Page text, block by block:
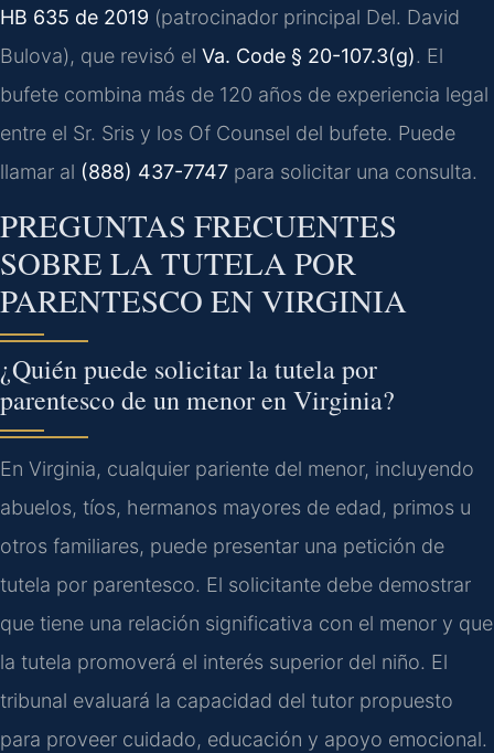
HB 635 de 2019 (patrocinador principal Del. David
Bulova), que revisó el Va. Code § 20-107.3(g). El
bufete combina más de 120 años de experiencia legal
entre el Sr. Sris y los Of Counsel del bufete. Puede
llamar al (888) 437-7747 para solicitar una consulta.
PREGUNTAS FRECUENTES
SOBRE LA TUTELA POR
PARENTESCO EN VIRGINIA
¿Quién puede solicitar la tutela por
parentesco de un menor en Virginia?
En Virginia, cualquier pariente del menor, incluyendo
abuelos, tíos, hermanos mayores de edad, primos u
otros familiares, puede presentar una petición de
tutela por parentesco. El solicitante debe demostrar
que tiene una relación significativa con el menor y que
la tutela promoverá el interés superior del niño. El
tribunal evaluará la capacidad del tutor propuesto
para proveer cuidado, educación y apoyo emocional.